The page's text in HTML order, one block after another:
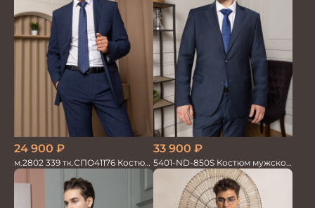
24 900 ₽
м.2802 339 тк.СПО41176 Костюм
мужской
33 900 ₽
5401-ND-850S Костюм мужской
двойка